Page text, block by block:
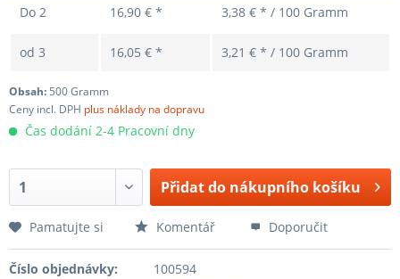
Do 2 16,90 € * 3,38 € * / 100 Gramm
od 3 16,05 € * 3,21 € * / 100 Gramm
Obsah: 500 Gramm
Ceny incl. DPH plus náklady na dopravu
Čas dodání 2-4 Pracovní dny
Přidat do nákupního košíku
Pamatujte si Komentář Doporučit
Číslo objednávky:
100594